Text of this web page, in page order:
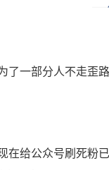
一部分人不走歪路
给公众号刷死粉已